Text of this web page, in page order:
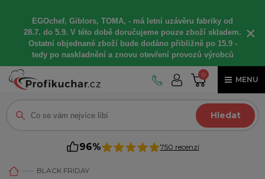
EGOchef, Giblors, TOMA, - má letní uzávěru fabriky od
28.7. do 5.9. V této době doručujeme pouze zboží skladem.
Ostatní objednané zboží bude dodáno přibližně po 15.9 -
tedy po naskladnění a znovu otevření provozů výrobců
×
0
MENU
Hledat
96% 750 recenzí
BLACK FRIDAY